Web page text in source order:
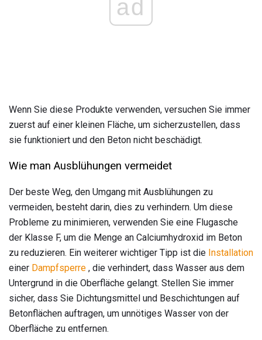
ad
Wenn Sie diese Produkte verwenden, versuchen Sie immer
zuerst auf einer kleinen Fläche, um sicherzustellen, dass
sie funktioniert und den Beton nicht beschädigt.
Wie man Ausblühungen vermeidet
Der beste Weg, den Umgang mit Ausblühungen zu
vermeiden, besteht darin, dies zu verhindern. Um diese
Probleme zu minimieren, verwenden Sie eine Flugasche
der Klasse F, um die Menge an Calciumhydroxid im Beton
zu reduzieren. Ein weiterer wichtiger Tipp ist die Installation
einer Dampfsperre , die verhindert, dass Wasser aus dem
Untergrund in die Oberfläche gelangt. Stellen Sie immer
sicher, dass Sie Dichtungsmittel und Beschichtungen auf
Betonflächen auftragen, um unnötiges Wasser von der
Oberfläche zu entfernen.